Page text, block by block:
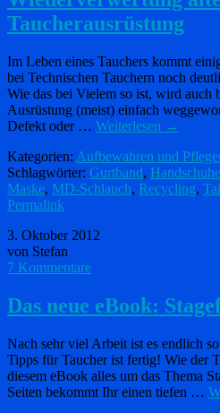
Taucherausrüstung
Im Leben eines Tauchers kommt
bei Technischen Tauchern noch
Wie das bei Vielem so ist, wird auch
Ausrüstung (meist) einfach
Defekt oder … Weiterlesen →
Kategorien: Aufbewahren und
Schlagwörter: Gurtband, Handschuhe
Maske, MD-Schlauch, Recycling,
Permalink
3. Oktober 2012
von Stefan
7 Kommentare
Das neue eBook:
Nach sehr viel Arbeit ist es endlich
Tipps für Taucher ist fertig! Wie der
diesem eBook alles um das Thema
Seiten bekommt Ihr einen tiefen …